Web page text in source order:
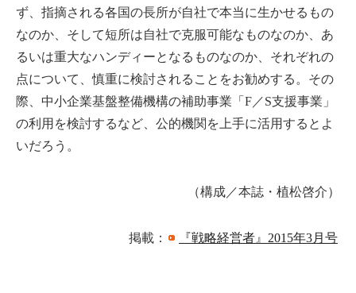
ず、指摘される各国の長所が自社で本当に生かせるもの
なのか、そして短所は自社で克服可能なものなのか、あ
るいは重大なハンディーとなるものなのか、それぞれの
点について、慎重に検討されることをお勧めする。その
際、中小企業基盤整備機構の補助事業「F／S支援事業」
の利用を検討するなど、公的機関を上手に活用するとよ
いだろう。
（構成／本誌・植松啓介）
掲載： 『戦略経営者』2015年3月号